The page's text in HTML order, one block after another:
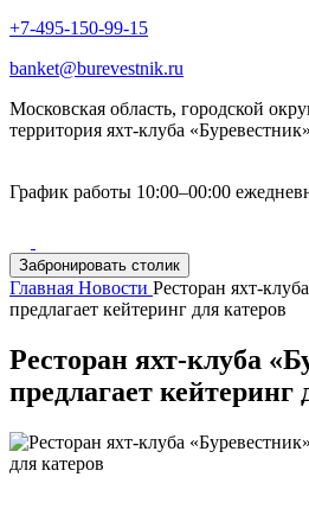
+7-495-150-99-15
banket@burevestnik.ru
Московская область, городской
территория яхт-клуба «Буревестник»
График работы 10:00–00:00
Забронировать столик
Главная Новости Ресторан яхт-
предлагает кейтеринг для катеров
Ресторан яхт-клуба
предлагает кейтеринг